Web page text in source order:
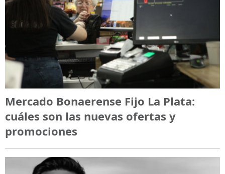
Mercado Bonaerense Fijo La Plata:
cuáles son las nuevas ofertas y
promociones